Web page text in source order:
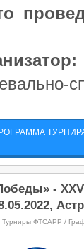
-
Турниры ФТСАРР /